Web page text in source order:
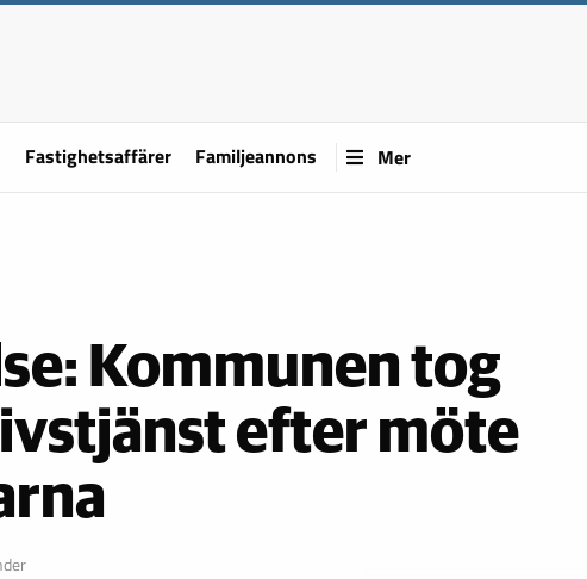
Fastighetsaffärer Familjeannons Mer
Kommunen tog
efter möte